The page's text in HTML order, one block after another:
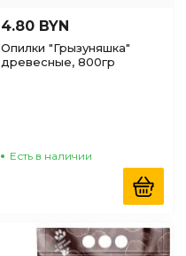
4.80 BYN
Опилки "Грызуняшка"
древесные, 800гр
Есть в наличии